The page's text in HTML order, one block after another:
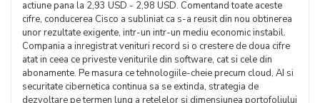
actiune pana la 2,93 USD - 2,98 USD. Comentand toate aceste
cifre, conducerea Cisco a subliniat ca s-a reusit din nou obtinerea
unor rezultate exigente, intr-un intr-un mediu economic instabil.
Compania a inregistrat venituri record si o crestere de doua cifre
atat in ceea ce priveste veniturile din software, cat si cele din
abonamente. Pe masura ce tehnologiile-cheie precum cloud, AI si
securitate cibernetica continua sa se extinda, strategia de
dezvoltare pe termen lung a retelelor si dimensiunea portofoliului